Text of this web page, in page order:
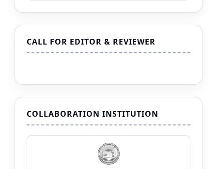
CALL FOR EDITOR & REVIEWER
COLLABORATION INSTITUTION